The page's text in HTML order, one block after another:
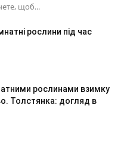
щоб...
рослини під час
рослинами взимку
Толстянка: догляд в